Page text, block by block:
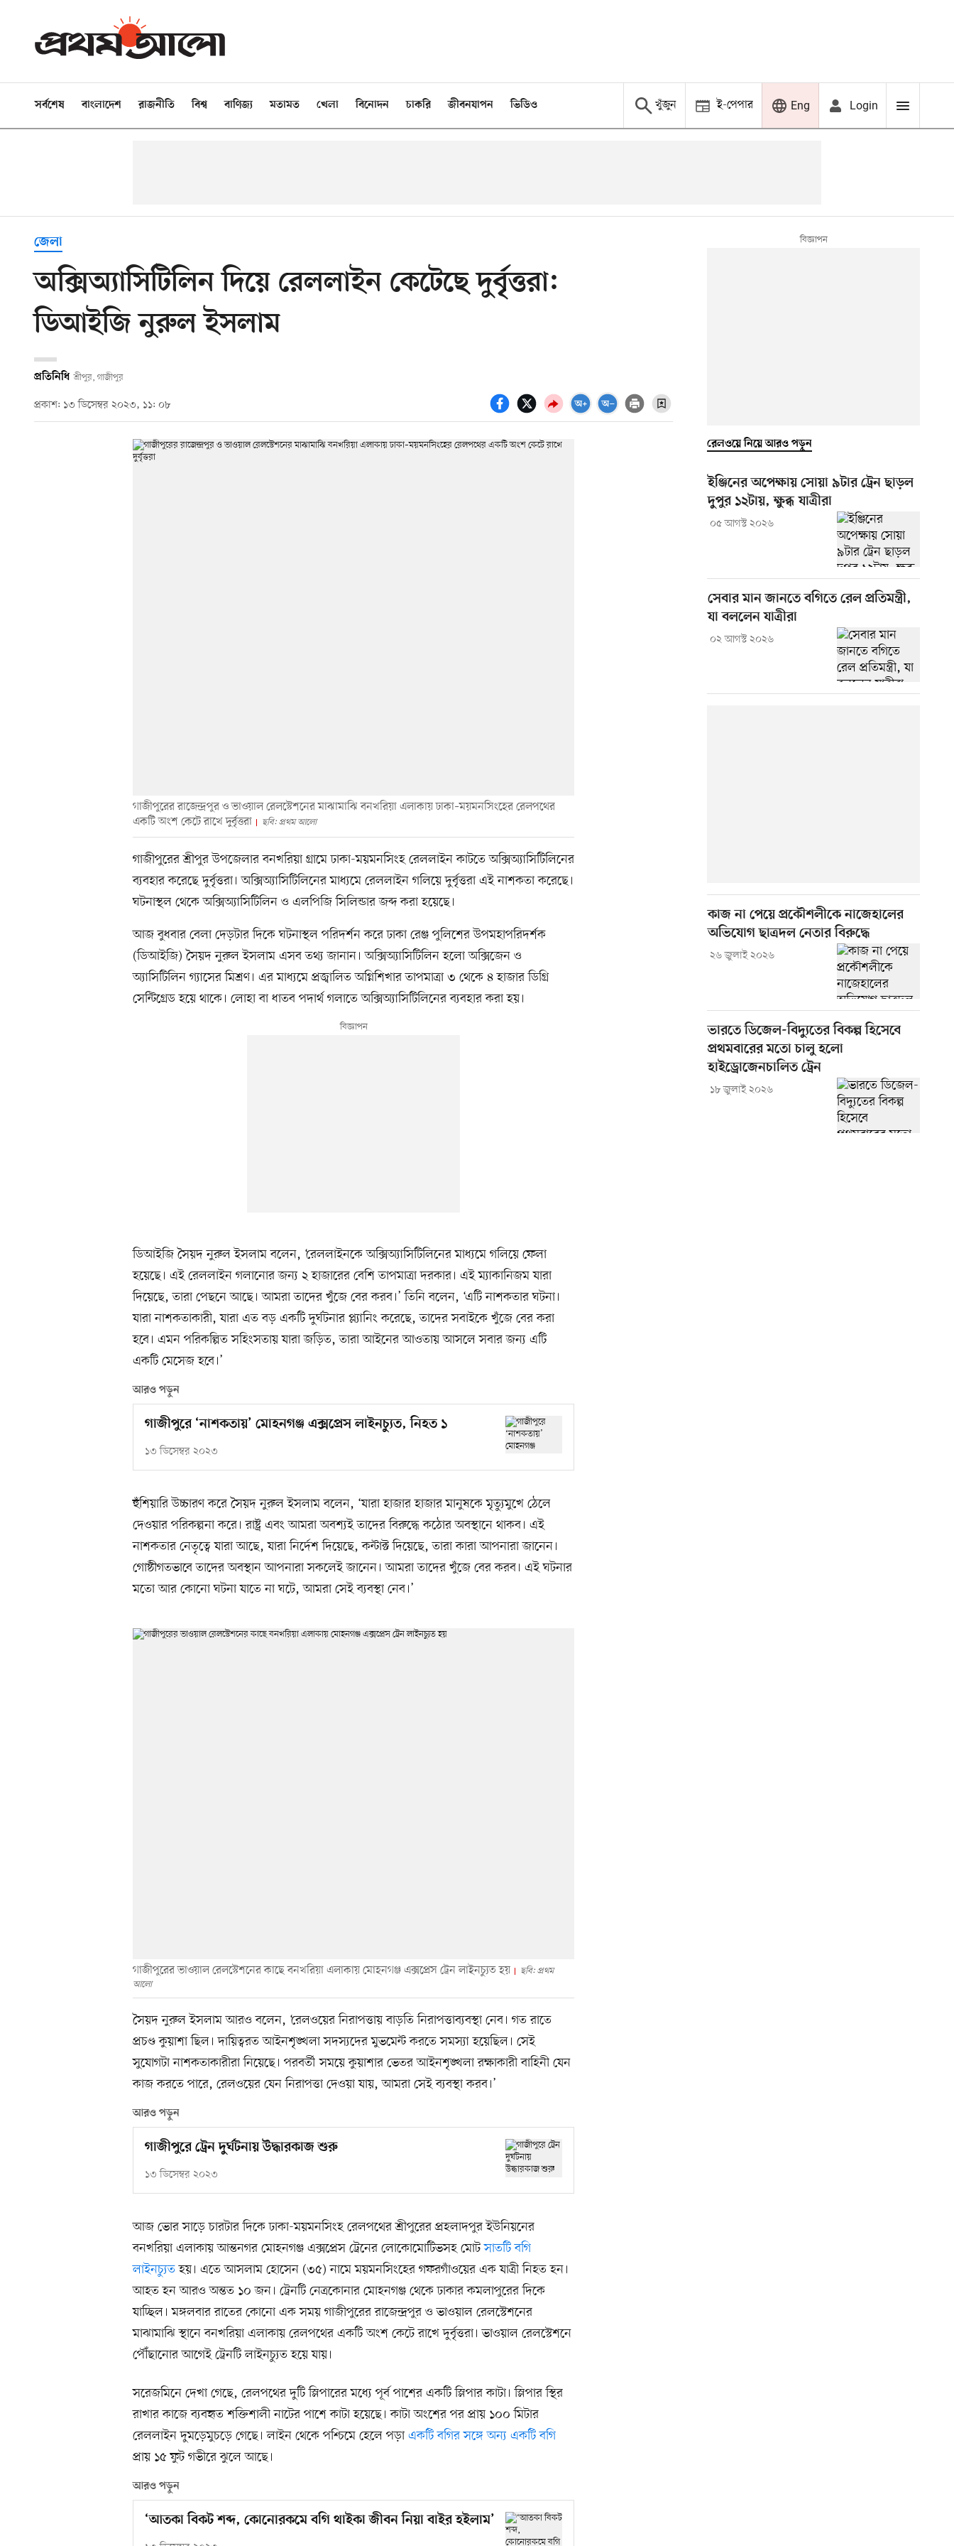
সর্বশেষ বাংলাদেশ রাজনীতি বিশ্ব বাণিজ্য মতামত খেলা বিনোদন চাকরি জীবনযাপন ভিডিও খুঁজুন ই-পেপার Eng Login
জেলা
অক্সিঅ্যাসিটিলিন দিয়ে রেললাইন কেটেছে দুর্বৃত্তরা:
ডিআইজি নুরুল ইসলাম
প্রতিনিধি শ্রীপুর, গাজীপুর
প্রকাশ: ১৩ ডিসেম্বর ২০২৩, ১১: ০৮
গাজীপুরের রাজেন্দ্রপুর ও ভাওয়াল রেলস্টেশনের মাঝামাঝি বনখরিয়া এলাকায় ঢাকা–ময়মনসিংহের রেলপথের
একটি অংশ কেটে রাখে দুর্বৃত্তরা
ছবি: প্রথম আলো
গাজীপুরের শ্রীপুর উপজেলার বনখরিয়া গ্রামে ঢাকা-ময়মনসিংহ রেললাইন কাটতে অক্সিঅ্যাসিটিলিনের
ব্যবহার করেছে দুর্বৃত্তরা। অক্সিঅ্যাসিটিলিনের মাধ্যমে রেললাইন গলিয়ে দুর্বৃত্তরা এই নাশকতা করেছে।
ঘটনাস্থল থেকে অক্সিঅ্যাসিটিলিন ও এলপিজি সিলিন্ডার জব্দ করা হয়েছে।
আজ বুধবার বেলা দেড়টার দিকে ঘটনাস্থল পরিদর্শন করে ঢাকা রেঞ্জ পুলিশের উপমহাপরিদর্শক
(ডিআইজি) সৈয়দ নুরুল ইসলাম এসব তথ্য জানান। অক্সিঅ্যাসিটিলিন হলো অক্সিজেন ও
অ্যাসিটিলিন গ্যাসের মিশ্রণ। এর মাধ্যমে প্রজ্বালিত অগ্নিশিখার তাপমাত্রা ৩ থেকে ৪ হাজার ডিগ্রি
সেন্টিগ্রেড হয়ে থাকে। লোহা বা ধাতব পদার্থ গলাতে অক্সিঅ্যাসিটিলিনের ব্যবহার করা হয়।
ডিআইজি সৈয়দ নুরুল ইসলাম বলেন, ‘রেললাইনকে অক্সিঅ্যাসিটিলিনের মাধ্যমে গলিয়ে ফেলা
হয়েছে। এই রেললাইন গলানোর জন্য ২ হাজারের বেশি তাপমাত্রা দরকার। এই ম্যাকানিজম যারা
দিয়েছে, তারা পেছনে আছে। আমরা তাদের খুঁজে বের করব।’ তিনি বলেন, ‘এটি নাশকতার ঘটনা।
যারা নাশকতাকারী, যারা এত বড় একটি দুর্ঘটনার প্ল্যানিং করেছে, তাদের সবাইকে খুঁজে বের করা
হবে। এমন পরিকল্পিত সহিংসতায় যারা জড়িত, তারা আইনের আওতায় আসলে সবার জন্য এটি
একটি মেসেজ হবে।’
আরও পড়ুন
গাজীপুরে ‘নাশকতায়’ মোহনগঞ্জ এক্সপ্রেস লাইনচ্যুত, নিহত ১
১৩ ডিসেম্বর ২০২৩
হুঁশিয়ারি উচ্চারণ করে সৈয়দ নুরুল ইসলাম বলেন, ‘যারা হাজার হাজার মানুষকে মৃত্যুমুখে ঠেলে
দেওয়ার পরিকল্পনা করে। রাষ্ট্র এবং আমরা অবশ্যই তাদের বিরুদ্ধে কঠোর অবস্থানে থাকব। এই
নাশকতার নেতৃত্বে যারা আছে, যারা নির্দেশ দিয়েছে, কন্টাক্ট দিয়েছে, তারা কারা আপনারা জানেন।
গোষ্ঠীগতভাবে তাদের অবস্থান আপনারা সকলেই জানেন। আমরা তাদের খুঁজে বের করব। এই ঘটনার
মতো আর কোনো ঘটনা যাতে না ঘটে, আমরা সেই ব্যবস্থা নেব।’
গাজীপুরের ভাওয়াল রেলস্টেশনের কাছে বনখরিয়া এলাকায় মোহনগঞ্জ এক্সপ্রেস ট্রেন লাইনচ্যুত হয়
ছবি: প্রথম
আলো
সৈয়দ নুরুল ইসলাম আরও বলেন, ‘রেলওয়ের নিরাপত্তায় বাড়তি নিরাপত্তাব্যবস্থা নেব। গত রাতে
প্রচণ্ড কুয়াশা ছিল। দায়িত্বরত আইনশৃঙ্খলা সদস্যদের মুভমেন্ট করতে সমস্যা হয়েছিল। সেই
সুযোগটা নাশকতাকারীরা নিয়েছে। পরবর্তী সময়ে কুয়াশার ভেতর আইনশৃঙ্খলা রক্ষাকারী বাহিনী যেন
কাজ করতে পারে, রেলওয়ের যেন নিরাপত্তা দেওয়া যায়, আমরা সেই ব্যবস্থা করব।’
আরও পড়ুন
গাজীপুরে ট্রেন দুর্ঘটনায় উদ্ধারকাজ শুরু
১৩ ডিসেম্বর ২০২৩
আজ ভোর সাড়ে চারটার দিকে ঢাকা-ময়মনসিংহ রেলপথের শ্রীপুরের প্রহলাদপুর ইউনিয়নের
বনখরিয়া এলাকায় আন্তনগর মোহনগঞ্জ এক্সপ্রেস ট্রেনের লোকোমোটিভসহ মোটসাতটি বগি
লাইনচ্যুতহয়। এতে আসলাম হোসেন (৩৫) নামে ময়মনসিংহের গফরগাঁওয়ের এক যাত্রী নিহত হন।
আহত হন আরও অন্তত ১০ জন। ট্রেনটি নেত্রকোনার মোহনগঞ্জ থেকে ঢাকার কমলাপুরের দিকে
যাচ্ছিল। মঙ্গলবার রাতের কোনো এক সময় গাজীপুরের রাজেন্দ্রপুর ও ভাওয়াল রেলস্টেশনের
মাঝামাঝি স্থানে বনখরিয়া এলাকায় রেলপথের একটি অংশ কেটে রাখে দুর্বৃত্তরা। ভাওয়াল রেলস্টেশনে
পৌঁছানোর আগেই ট্রেনটি লাইনচ্যুত হয়ে যায়।
সরেজমিনে দেখা গেছে, রেলপথের দুটি স্লিপারের মধ্যে পূর্ব পাশের একটি স্লিপার কাটা। স্লিপার স্থির
রাখার কাজে ব্যবহৃত শক্তিশালী নাটের পাশে কাটা হয়েছে। কাটা অংশের পর প্রায় ১০০ মিটার
রেললাইন দুমড়েমুচড়ে গেছে। লাইন থেকে পশ্চিমে হেলে পড়া একটি বগির সঙ্গে অন্য একটি বগি
প্রায় ১৫ ফুট গভীরে ঝুলে আছে।
আরও পড়ুন
‘আতকা বিকট শব্দ, কোনোরকমে বগি থাইকা জীবন নিয়া বাইর হইলাম’
রেলওয়ে নিয়ে আরও পড়ুন
ইঞ্জিনের অপেক্ষায় সোয়া ৯টার ট্রেন ছাড়ল
দুপুর ১২টায়, ক্ষুব্ধ যাত্রীরা
০৫ আগস্ট ২০২৬
সেবার মান জানতে বগিতে রেল প্রতিমন্ত্রী,
যা বললেন যাত্রীরা
০২ আগস্ট ২০২৬
কাজ না পেয়ে প্রকৌশলীকে নাজেহালের
অভিযোগ ছাত্রদল নেতার বিরুদ্ধে
২৬ জুলাই ২০২৬
ভারতে ডিজেল-বিদ্যুতের বিকল্প হিসেবে
প্রথমবারের মতো চালু হলো
হাইড্রোজেনচালিত ট্রেন
১৮ জুলাই ২০২৬